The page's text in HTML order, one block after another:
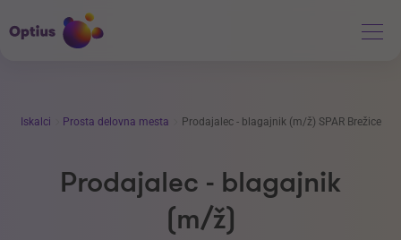
Iskalci Prosta delovna mesta Prodajalec - blagajnik (m/ž) SPAR Brežice
Prodajalec - blagajnik
(m/ž)